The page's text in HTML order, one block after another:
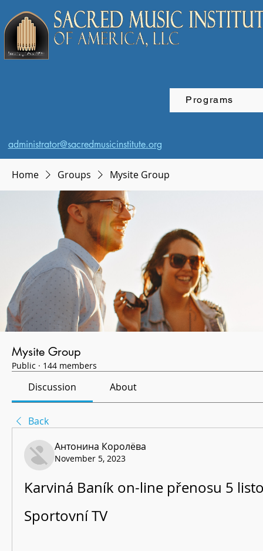
Programs
administrator@sacredmusicinstitute.org
Home Groups Mysite Group
Mysite Group
Public · 144 members
Discussion About
Back
Антонина Королёва
November 5, 2023
Karviná Baník on-line přenosu 5
Sportovní TV